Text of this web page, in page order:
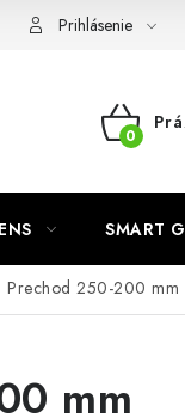
údajov
Prihlásenie
SMART
Prechod 250-200 mm
mm